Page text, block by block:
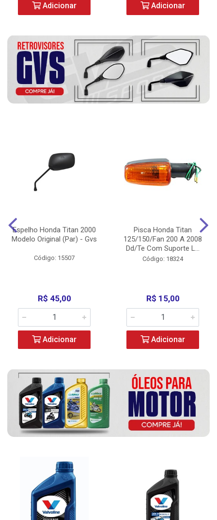
Adicionar Adicionar
Espelho Honda Titan 2000
Modelo Original (Par) - Gvs
Código: 15507
R$ 45,00
Adicionar
Pisca Honda Titan
125/150/Fan 200 A 2008
Dd/Te Com Suporte L...
Código: 18324
R$ 15,00
Adicionar